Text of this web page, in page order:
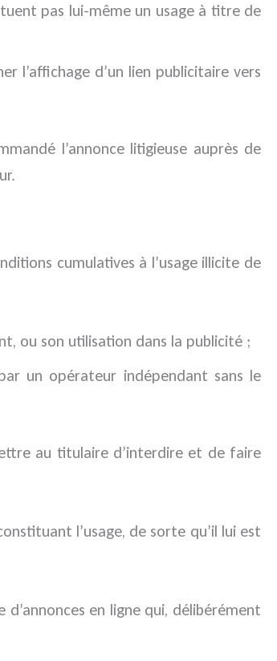
pas lui-même un usage à titre de
l’affichage d’un lien publicitaire vers
l’annonce litigieuse auprès de
cumulatives à l’usage illicite de
ou son utilisation dans la publicité ;
un opérateur indépendant sans le
au titulaire d’interdire et de faire
l’usage, de sorte qu’il lui est
en ligne qui, délibérément